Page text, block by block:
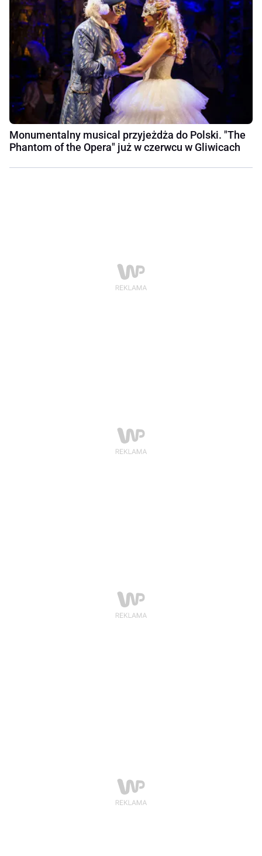
Monumentalny musical przyjeżdża do Polski. "The
Phantom of the Opera" już w czerwcu w Gliwicach